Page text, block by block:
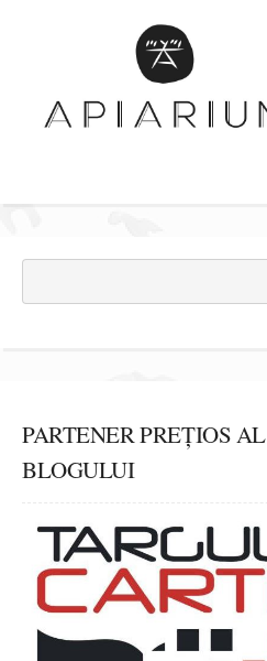
PARTENER PREȚIOS AL
BLOGULUI